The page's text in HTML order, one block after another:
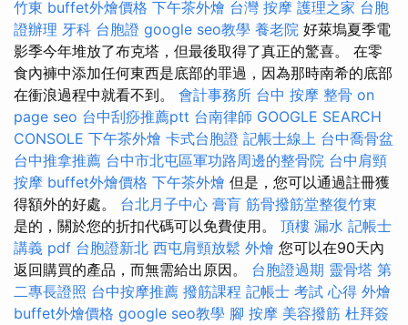
竹東 buffet外燴價格 下午茶外燴 台灣 按摩 護理之家 台胞
證辦理 牙科 台胞證 google seo教學 養老院 好萊塢夏季電
影季今年堆放了布克塔，但最後取得了真正的驚喜。 在零
食內褲中添加任何東西是底部的罪過，因為那時南希的底部
在衝浪過程中就看不到。 會計事務所 台中 按摩 整骨 on
page seo 台中刮痧推薦ptt 台南律師 GOOGLE SEARCH
CONSOLE 下午茶外燴 卡式台胞證 記帳士線上 台中喬骨盆
台中推拿推薦 台中市北屯區軍功路周邊的整骨院 台中肩頸
按摩 buffet外燴價格 下午茶外燴 但是，您可以通過註冊獲
得額外的好處。 台北月子中心 膏肓 筋骨撥筋堂整復竹東
是的，關於您的折扣代碼可以免費使用。 頂樓 漏水 記帳士
講義 pdf 台胞證新北 西屯肩頸放鬆 外燴 您可以在90天內
返回購買的產品，而無需給出原因。 台胞證過期 靈骨塔 第
二專長證照 台中按摩推薦 撥筋課程 記帳士 考試 心得 外燴
buffet外燴價格 google seo教學 腳 按摩 美容撥筋 杜拜簽